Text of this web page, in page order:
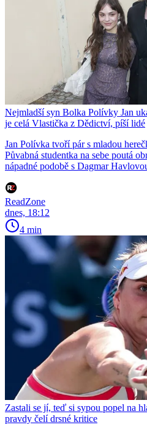
Nejmladší syn Bolka Polívky Jan
je celá Vlastička z Dědictví, píší lidé
Jan Polívka tvoří pár s mladou
Půvabná studentka na sebe poutá
nápadné podobě s Dagmar
ReadZone
dnes, 18:12
4 min
Zastali se jí, teď si sypou popel na
pravdy čelí drsné kritice